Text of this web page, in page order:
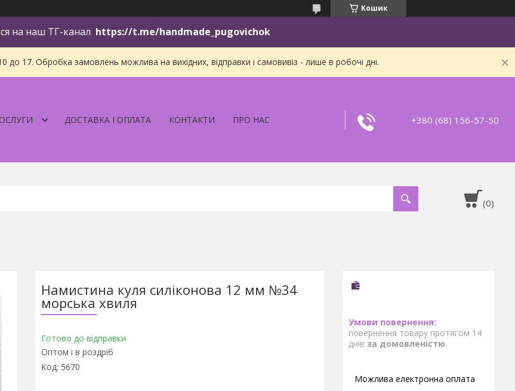
Кошик
на наш ТГ-канал https://t.me/handmade_pugovichok
17. Обробка замовлень можлива на вихідних, відправки і самовивіз - лише в робочі дні.
ДОСТАВКА І ОПЛАТА КОНТАКТИ ПРО НАС +380 (68) 156-57-50
Намистина куля силіконова 12 мм №34
морська хвиля
Готово до відправки
Оптом і в роздріб
Код: 5670
повернення товару протягом 14
днів за домовленістю